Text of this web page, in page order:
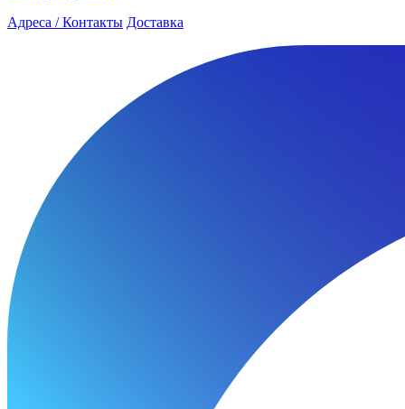
Адреса / Контакты Доставка